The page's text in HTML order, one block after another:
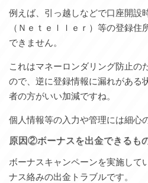
例えば、引っ越しなどで口座開設
（Ｎｅｔｅｌｌｅｒ）等の登録
できません。
これはマネーロンダリング防止の
ので、逆に登録情報に漏れがある
者の方がいい加減ですね。
個人情報等の入力や管理には細心
原因②ボーナスを出金できるも
ボーナスキャンペーンを実施して
ナス絡みの出金トラブルです。